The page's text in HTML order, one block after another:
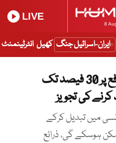
8
LIVE
ایران-اسرائیل جنگ کھیل انٹرٹینمنٹ
نئے بجٹ میں کرپٹو منافع پر 30 فیصد تک
کی تجویز
میں تبدیل کرکے
ہوسکے گی، ذرائع